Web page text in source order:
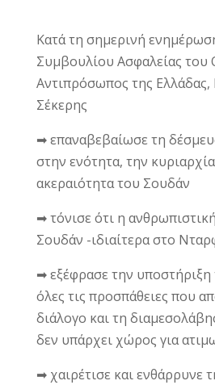
Κατά τη σημερινή
Συμβουλίου Ασφαλείας
Αντιπρόσωπος της
Σέκερης
➡ επαναβεβαίωσε τη
στην ενότητα, την
ακεραιότητα του Σουδάν
➡ τόνισε ότι η
Σουδάν -ιδιαίτερα στο
➡ εξέφρασε την υποστήριξη
όλες τις προσπάθειες που
διάλογο και τη
δεν υπάρχει χώρος για
➡ χαιρέτισε και ενθάρρυνε